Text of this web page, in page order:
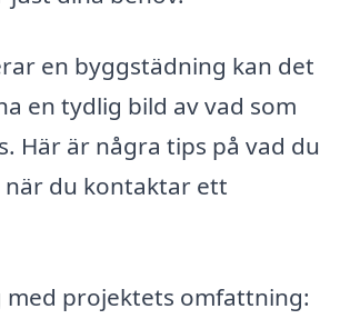
en byggstädning kan det
en tydlig bild av vad som
Här är några tips på vad du
du kontaktar ett
med projektets omfattning: